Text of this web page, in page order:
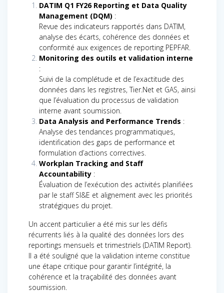
DATIM Q1 FY26 Reporting et Data Quality
Management (DQM) :
Revue des indicateurs rapportés dans DATIM,
analyse des écarts, cohérence des données et
conformité aux exigences de reporting PEPFAR.
Monitoring des outils et validation interne
:
Suivi de la complétude et de l’exactitude des
données dans les registres, Tier.Net et GAS, ainsi
que l’évaluation du processus de validation
interne avant soumission.
Data Analysis and Performance Trends :
Analyse des tendances programmatiques,
identification des gaps de performance et
formulation d’actions correctives.
Workplan Tracking and Staff
Accountability :
Évaluation de l’exécution des activités planifiées
par le staff SI&E et alignement avec les priorités
stratégiques du projet.
Un accent particulier a été mis sur les défis
récurrents liés à la qualité des données lors des
reportings mensuels et trimestriels (DATIM Report).
Il a été souligné que la validation interne constitue
une étape critique pour garantir l’intégrité, la
cohérence et la traçabilité des données avant
soumission.